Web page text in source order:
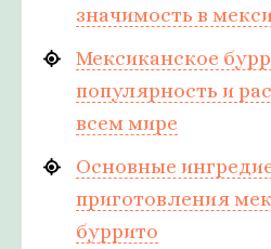
значимость в
Мексиканское
популярность и
всем мире
Основные
приготовления
буррито